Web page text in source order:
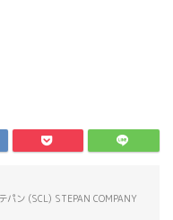
パン (SCL) STEPAN COMPANY